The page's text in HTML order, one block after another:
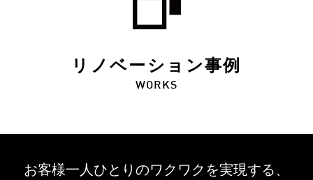
リノベーション事例
WORKS
お客様一人ひとりのワクワクを実現する、